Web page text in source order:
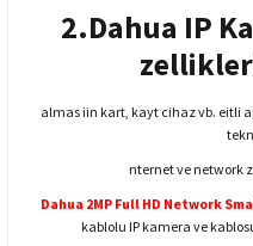
2.Dahua IP
almas iin kart, kayt cihaz vb. eitli
nternet ve network
Dahua 2MP Full HD Network
kablolu IP kamera ve